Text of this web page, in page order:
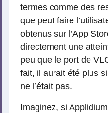
termes comme des
que peut faire
obtenus sur l’App
directement une
peu que le port de
fait, il aurait été plus
ne l’était pas.
Imaginez, si